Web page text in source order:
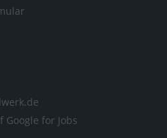
for Jobs